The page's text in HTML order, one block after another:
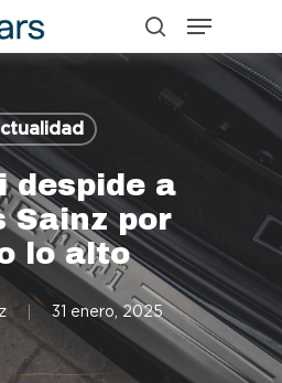
search
Menu
despide a
Sainz por
lo alto
31 enero, 2025
Close
Menu